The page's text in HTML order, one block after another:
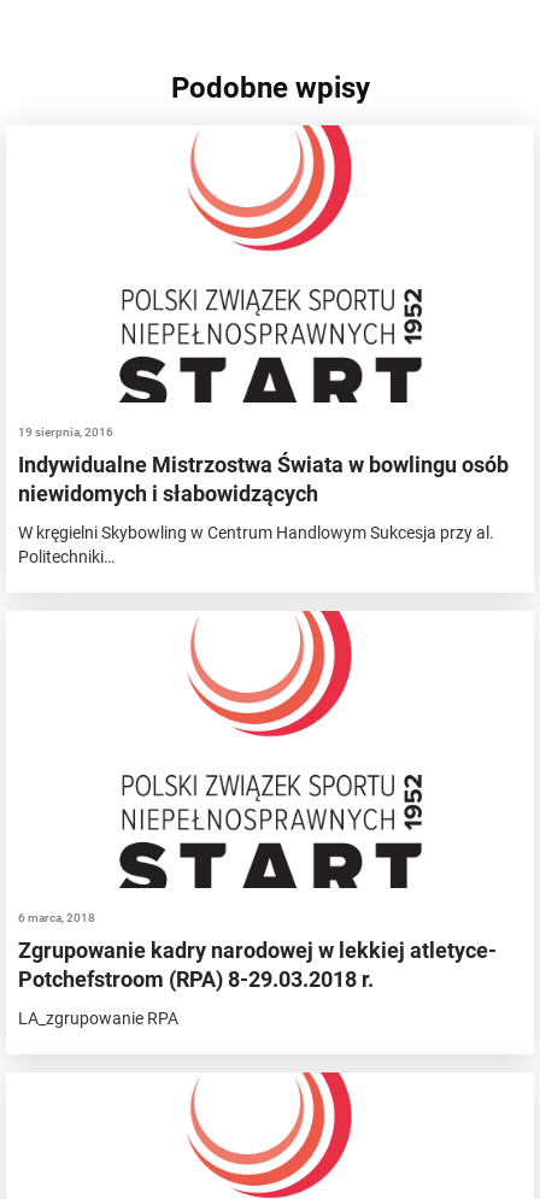
Podobne wpisy
19 sierpnia, 2016
Indywidualne Mistrzostwa Świata w bowlingu osób
niewidomych i słabowidzących
W kręgielni Skybowling w Centrum Handlowym Sukcesja przy al.
Politechniki…
6 marca, 2018
Zgrupowanie kadry narodowej w lekkiej atletyce-
Potchefstroom (RPA) 8-29.03.2018 r.
LA_zgrupowanie RPA